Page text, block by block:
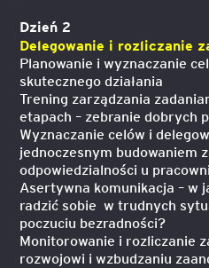
Dzień 2
Delegowanie i rozliczanie
Planowanie i wyznaczanie
skutecznego działania
Trening zarządzania
etapach – zebranie dobrych
Wyznaczanie celów i
jednoczesnym budowaniem
odpowiedzialności u
Asertywna komunikacja – w
radzić sobie w trudnych
poczuciu bezradności?
Monitorowanie i rozliczanie
rozwojowi i wzbudzaniu